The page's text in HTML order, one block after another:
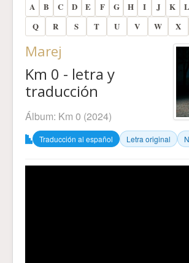
A B C D E F G H I J K L
Q
R S T U V W X
Marej
Km 0 - letra y
traducción
Álbum: Km 0 (2024)
Traducción al español Letra original